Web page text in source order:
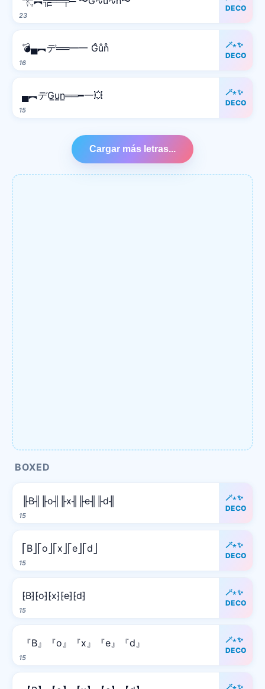
23
DECO
16
💣▄︻デ══━一 G̊ůn̊
🪄⋆✨
DECO
15
▄︻デG̲u̲n̲══━一💥
🪄⋆✨
DECO
Cargar más letras...
BOXED
15
╟B╢╟o╢╟x╢╟e╢╟d╢
🪄⋆✨
DECO
15
⎡B⎦⎡o⎦⎡x⎦⎡e⎦⎡d⎦
🪄⋆✨
DECO
15
⁅B⁆⁅o⁆⁅x⁆⁅e⁆⁅d⁆
🪄⋆✨
DECO
15
『B』『o』『x』『e』『d』
🪄⋆✨
DECO
🪄⋆✨